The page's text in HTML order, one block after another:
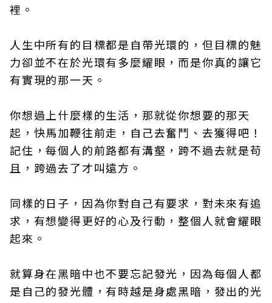
裡。
人生中所有的目標都是自帶光環的，但目標的魅
力卻並不在於光環有多麼耀眼，而是你真的讓它
有實現的那一天。
你想過上什麼樣的生活，那就從你想要的那天
起，快馬加鞭往前走，自己去奮鬥、去獲得吧！
記住，每個人的前路都有溝壑，跨不過去就是苟
且，跨過去了才叫遠方。
同樣的日子，因為你對自己有要求，對未來有追
求，有想變得更好的心及行動，整個人就會耀眼
起來。
就算身在黑暗中也不要忘記發光，因為每個人都
是自己的發光體，有時越是身處黑暗，發出的光